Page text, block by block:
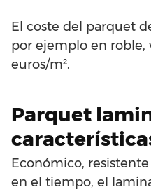
El coste del parquet
por ejemplo en roble,
euros/m².
Parquet
Económico,
en el tiempo, el